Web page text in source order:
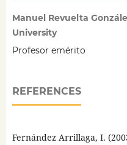
Manuel Revuelta
University
Profesor emérito
REFERENCES
Fernández Arrillaga, I.